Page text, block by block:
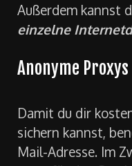
Außerdem kannst
einzelne
Anonyme
Damit du dir
sichern kannst,
Mail-Adresse. Im